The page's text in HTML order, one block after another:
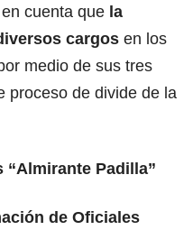
cuenta que la
cargos en los
medio de sus tres
proceso de divide de la
“Almirante Padilla”
de Oficiales